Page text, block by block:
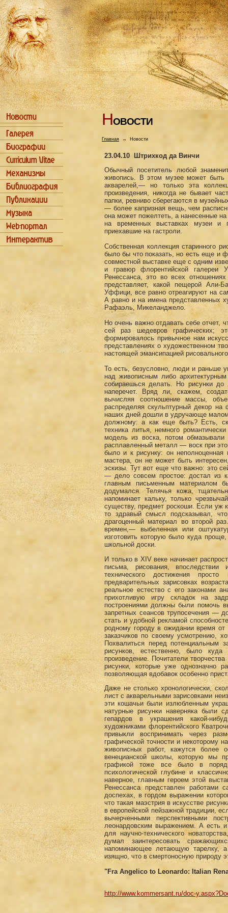
НОВОСТИ
Главная → Новости
23.04.10
Штрихкод да Винчи
Обычный посетитель любой
живопись. В этом музее может быть
акварелей,— но только эта
произведения, никогда не бывает
папки, ревниво сберегаются в
— более капризная вещь, чем
она может пожелтеть, а нанесенные
на временных выставках музеи и
приехавшие на гастроли.
Собственная коллекция старинного
было бы что показать, но есть еще и
совместной выставке еще с одним
и гравюр флорентийской галереи
Ренессанса, это во всех
представляет, какой пещерой Али-
Уффици, все равно отреагируют на
А равно и на имена представленных
Рафаэль, Микеланджело.
Но очень важно отдавать себе отчет,
сей раз шедевров графических;
формировалось привычное нам
представлениях о художественном
настоящей эмансипацией
То есть, безусловно, люди и раньше
над живописным либо
собираешься делать. Но рисунки
наперечет. Вряд ли, скажем,
вычисляя соотношение массы,
распределяя скульптурный декор
наших дней дошли в удручающе малом
должному: а как еще быть? Есть,
техника литья, немного
модель из воска, потом
расплавленный металл — воск при
было и к рисунку: он
мастера, он не может быть
эскизы. Тут вот еще что важно: это
— дело совсем простое: достал из
главным письменным материалом
додумался. Телячья кожа,
напоминает кальку, только
существу, предмет роскоши. Если уж
то здравый смысл подсказывал,
драгоценный материал во второй
времен,— выбеленная или
изготовить которую было куда
школьной доски.
И только в XIV веке начинает
письма, рисования, впоследствии
технического достижения
предварительных зарисовках
реальное естество с его законами
прихотливую игру складок на
построениями должны были помочь
запретных сеансов трупосечения —
стать и удобной рекламой
родному городу в ожидании время
заказчиков по своему усмотрению,
Похвалиться перед потенциальным
рисунков, естественно, было
произведение. Почитатели
рисунки, которые уже однозначно
позволяющая вдобавок особенно
Даже не столько хронологически,
лист с акварельными зарисовками
эти кошачьи были излюбленным
натурные рисунки наверняка были
гепардов в украшения какой-
художниками флорентийского
привыкли воспринимать через
графической точности и некоторому
живописных работ, кажутся более
венецианской школы, которую мы
графикой тоже все было в
психологической глубине и
наверное, главным героем этой
Ренессанса представлен
доспехах, в гордом выражении
что такая маэстрия в искусстве
в европейской пейзажной традиции,
вычерченными перспективными
леонардовским выражением. А есть
для научно-технического
думал заинтересовать
напоминающее летающую тарелку,
изящно, что в смертоносную природу
"Fra Angelico to Leonardo: Italian
http://www.kommersant.ru/doc-